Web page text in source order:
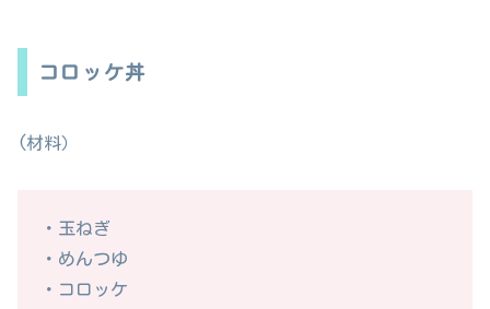
コロッケ丼
(材料）
・玉ねぎ
・めんつゆ
・コロッケ